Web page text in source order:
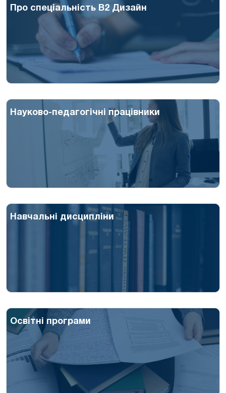
Про спеціальність B2 Дизайн
Науково-педагогічні працівники
Навчальні дисципліни
Освітні програми